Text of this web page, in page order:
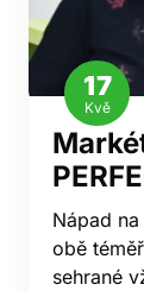
17
Kvě
Nápad na
obě
sehrané